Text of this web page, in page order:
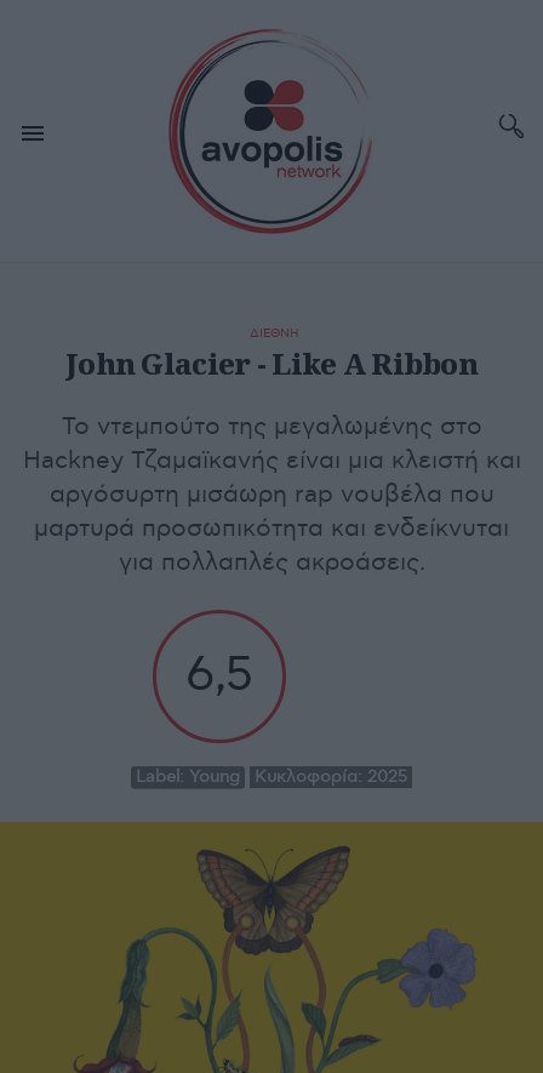
ΔΙΕΘΝΗ
John Glacier - Like A Ribbon
Το ντεμπούτο της μεγαλωμένης στο
Hackney Τζαμαϊκανής είναι μια κλειστή και
αργόσυρτη μισάωρη rap νουβέλα που
μαρτυρά προσωπικότητα και ενδείκνυται
για πολλαπλές ακροάσεις.
6,5
Label: Young Κυκλοφορία: 2025